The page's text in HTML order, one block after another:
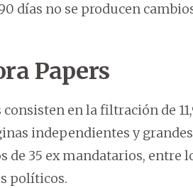
días no se producen
Papers
consisten en la filtración de
independientes y
de 35 ex mandatarios, entre
políticos.